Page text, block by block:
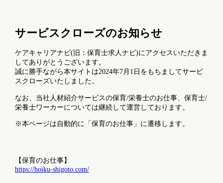
サービスクローズのお知らせ
ケアキャリアナビ(旧：保育士求人ナビ)にアクセスいただきま
してありがとうございます。
誠に勝手ながら本サイトは2024年7月1日をもちましてサービ
スクローズいたしました。
なお、当社人材紹介サービスの保育/栄養士のお仕事、保育士/
栄養士ワーカーについては継続して運営しております。
※本ページは自動的に「保育のお仕事」に遷移します。
【保育のお仕事】
https://hoiku-shigoto.com/